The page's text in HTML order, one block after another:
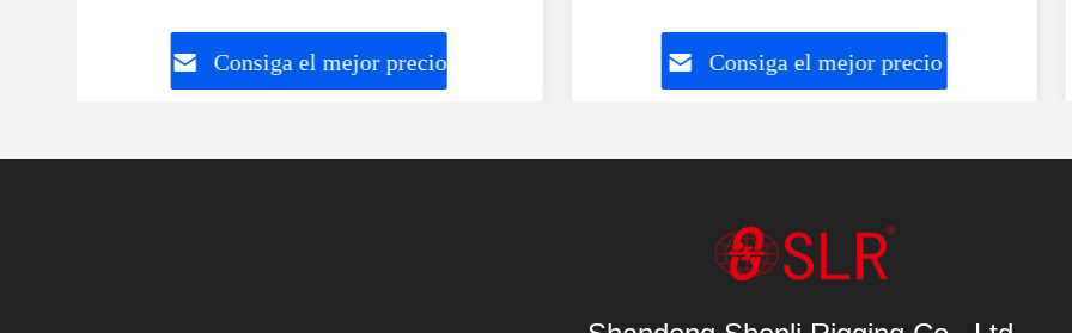
Consiga el mejor precio Consiga el mejor precio